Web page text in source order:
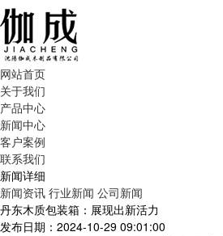
网站首页
关于我们
产品中心
新闻中心
客户案例
联系我们
新闻详细
新闻资讯 行业新闻 公司新闻
丹东木质包装箱：展现出新活力
发布日期：2024-10-29 09:01:00